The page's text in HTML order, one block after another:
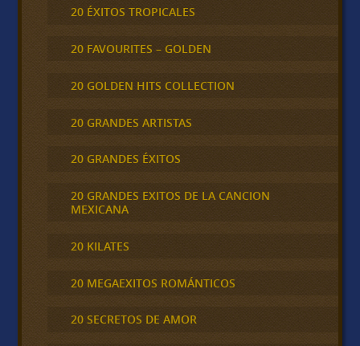
20 ÉXITOS TROPICALES
20 FAVOURITES – GOLDEN
20 GOLDEN HITS COLLECTION
20 GRANDES ARTISTAS
20 GRANDES ÉXITOS
20 GRANDES EXITOS DE LA CANCION
MEXICANA
20 KILATES
20 MEGAEXITOS ROMÁNTICOS
20 SECRETOS DE AMOR